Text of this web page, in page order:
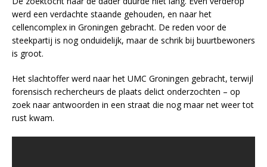
werd een verdachte staande gehouden, en naar het
cellencomplex in Groningen gebracht. De reden voor de
steekpartij is nog onduidelijk, maar de schrik bij buurtbewoners
is groot.
Het slachtoffer werd naar het UMC Groningen gebracht, terwijl
forensisch rechercheurs de plaats delict onderzochten – op
zoek naar antwoorden in een straat die nog maar net weer tot
rust kwam.